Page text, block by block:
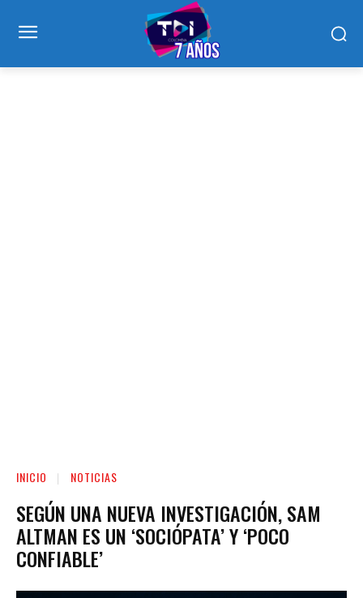
INICIO NOTICIAS
SEGÚN UNA NUEVA INVESTIGACIÓN, SAM
ALTMAN ES UN ‘SOCIÓPATA’ Y ‘POCO
CONFIABLE’